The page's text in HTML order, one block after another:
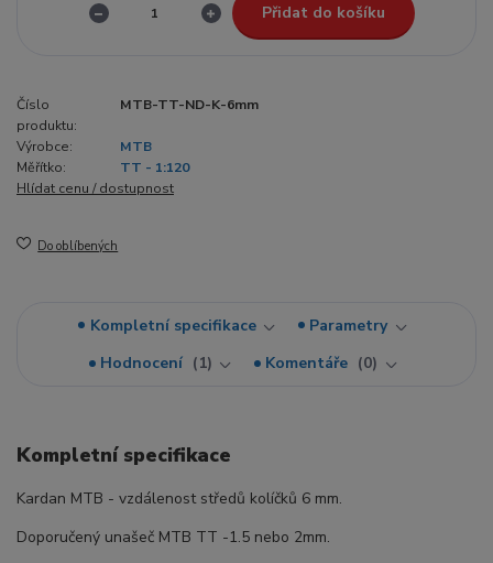
Přidat do košíku
Číslo
produktu:
MTB-TT-ND-K-6mm
Výrobce:
MTB
Měřítko:
TT - 1:120
Hlídat cenu / dostupnost
Do oblíbených
Kompletní specifikace
Parametry
Hodnocení
1 Komentáře 0
Kompletní specifikace
Kardan MTB - vzdálenost středů kolíčků 6 mm.
Doporučený unašeč MTB TT -1.5 nebo 2mm.